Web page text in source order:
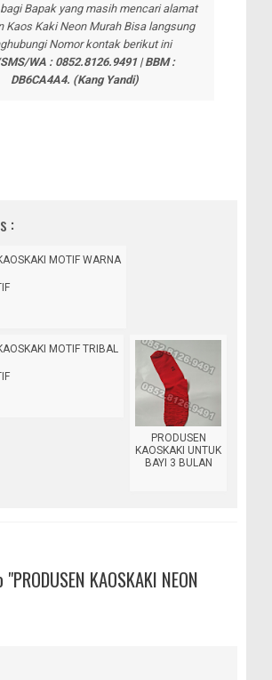
Bapak yang masih mencari alamat
Kaos Kaki Neon Murah Bisa langsung
Nomor kontak berikut ini
WA : 0852.8126.9491 | BBM :
DB6CA4A4. (Kang Yandi)
:
PRODUSEN
KAOSKAKI UNTUK
BAYI 3 BULAN
KAOSKAKI NEON